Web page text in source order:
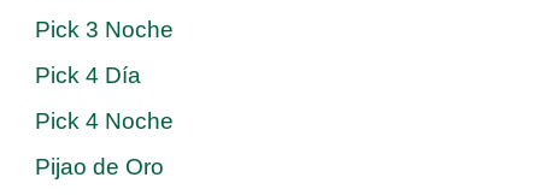
Pick 3 Noche
Pick 4 Día
Pick 4 Noche
Pijao de Oro